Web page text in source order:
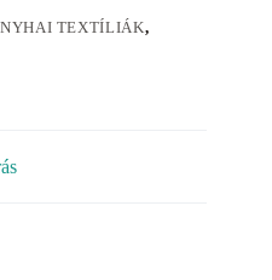
TEXTÍLIÁK,